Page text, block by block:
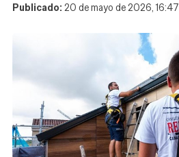
Publicado: 20 de mayo de 2026, 16:47